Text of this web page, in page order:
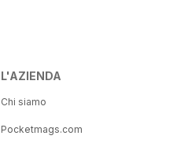
L'AZIENDA
Chi siamo
Pocketmags.com